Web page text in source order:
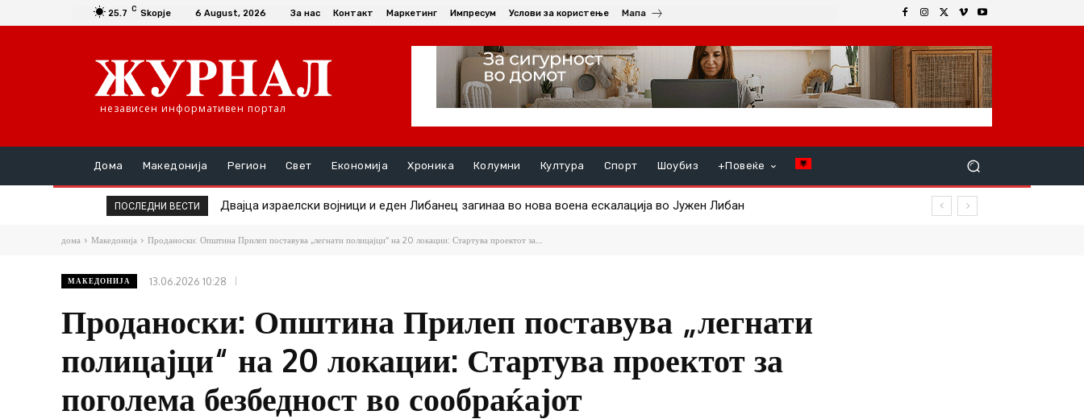
25.7 C Skopje 6 August, 2026 За нас Контакт Маркетинг Импресум Услови за користење Мапа
независен информативен портал
Дома Македонија Регион Свет Економија Хроника Колумни Култура Спорт Шоубиз +Повеќе
ПОСЛЕДНИ ВЕСТИ По Anthropic и OpenAI, сега и Мета пријави дека ВИ им излегла од контрола
дома Македонија Проданоски: Општина Прилеп поставува „легнати полицајци“ на 20 локации: Стартува проектот за...
МАКЕДОНИЈА 13.06.2026 10:28
Проданоски: Општина Прилеп поставува „легнати
полицајци“ на 20 локации: Стартува проектот за
поголема безбедност во сообраќајот